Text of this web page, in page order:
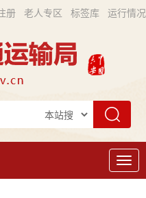
册 老人专区 标签库 运行情况
导
航